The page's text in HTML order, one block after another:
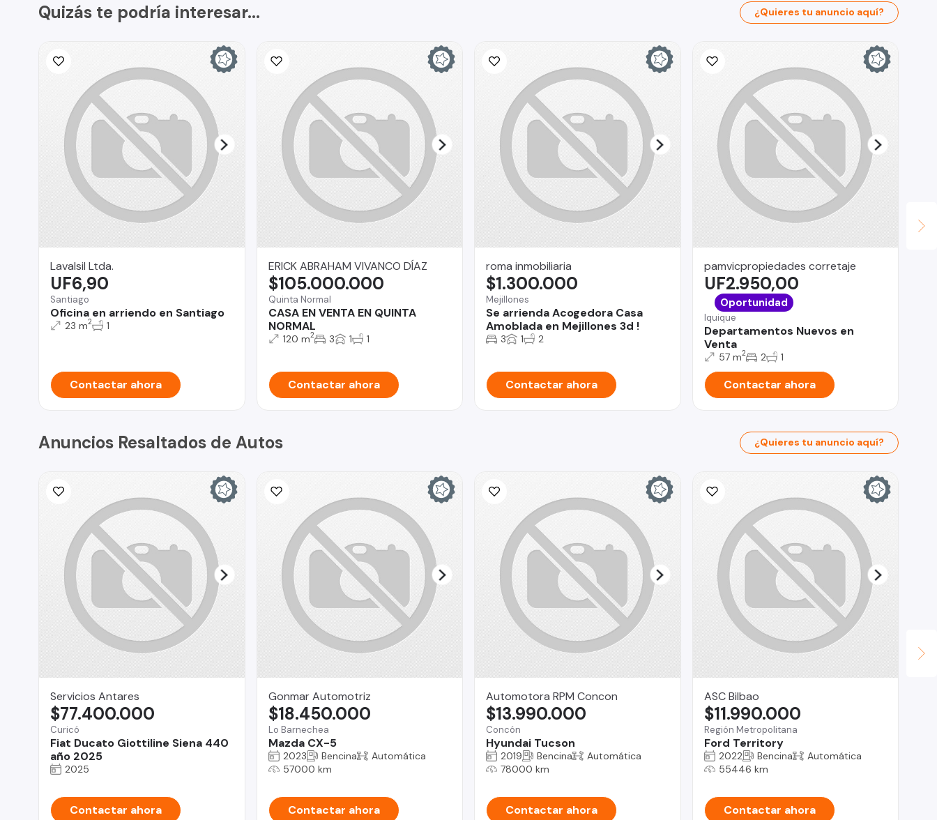
Quizás te podría interesar... ¿Quieres tu anuncio aquí?
Lavalsil Ltda.
Santiago
Oficina en arriendo en Santiago
UF6,90
23 m2 1
Contactar ahora
ERICK ABRAHAM VIVANCO DÍAZ
Quinta Normal
CASA EN VENTA EN QUINTA
NORMAL
$105.000.000
120 m2 3 1 1
Contactar ahora
roma inmobiliaria
Mejillones
Se arrienda Acogedora Casa
Amoblada en Mejillones 3d !
$1.300.000
3 1 2
Contactar ahora
pamvicpropiedades corretaje
Iquique
Departamentos Nuevos en
Venta
UF2.950,00
Oportunidad
57 m2 2 1
Contactar ahora
Anuncios Resaltados de Autos ¿Quieres tu anuncio aquí?
Servicios Antares
Curicó
Fiat Ducato Giottiline Siena 440
año 2025
$77.400.000
2025
Contactar ahora
Gonmar Automotriz
Lo Barnechea
Mazda CX-5
$18.450.000
2023 Bencina
Automática
57000 km
Contactar ahora
Automotora RPM Concon
Concón
Hyundai Tucson
$13.990.000
2019 Bencina
Automática
78000 km
Contactar ahora
ASC Bilbao
Región Metropolitana
Ford Territory
$11.990.000
2022 Bencina
Automática
55446 km
Contactar ahora